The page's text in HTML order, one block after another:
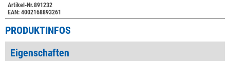
Artikel-Nr.891232
EAN: 4002168893261
PRODUKTINFOS
Eigenschaften